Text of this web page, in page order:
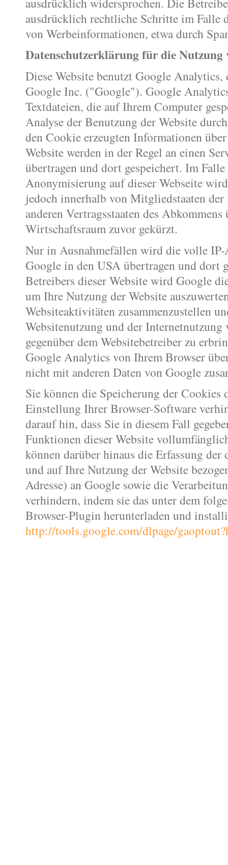
ausdrücklich rechtliche Schritte im Falle
von Werbeinformationen, etwa durch
Datenschutzerklärung für die Nutzung
Diese Website benutzt Google Analytics,
Google Inc. ("Google"). Google
Textdateien, die auf Ihrem Computer
Analyse der Benutzung der Website
den Cookie erzeugten Informationen
Website werden in der Regel an einen
übertragen und dort gespeichert. Im
Anonymisierung auf dieser Webseite
jedoch innerhalb von Mitgliedstaaten
anderen Vertragsstaaten des
Wirtschaftsraum zuvor gekürzt.
Nur in Ausnahmefällen wird die volle IP-
Google in den USA übertragen und dort
Betreibers dieser Website wird Google
um Ihre Nutzung der Website
Websiteaktivitäten zusammenzustellen
Websitenutzung und der Internetnutzung
gegenüber dem Websitebetreiber zu
Google Analytics von Ihrem Browser
nicht mit anderen Daten von Google
Sie können die Speicherung der Cookies
Einstellung Ihrer Browser-Software
darauf hin, dass Sie in diesem Fall
Funktionen dieser Website
können darüber hinaus die Erfassung der
und auf Ihre Nutzung der Website
Adresse) an Google sowie die
verhindern, indem sie das unter dem
Browser-Plugin herunterladen und
http://tools.google.com/dlpage/